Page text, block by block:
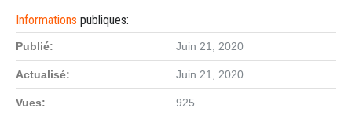
Informations publiques:
Publié: Juin 21, 2020
Actualisé: Juin 21, 2020
Vues: 925